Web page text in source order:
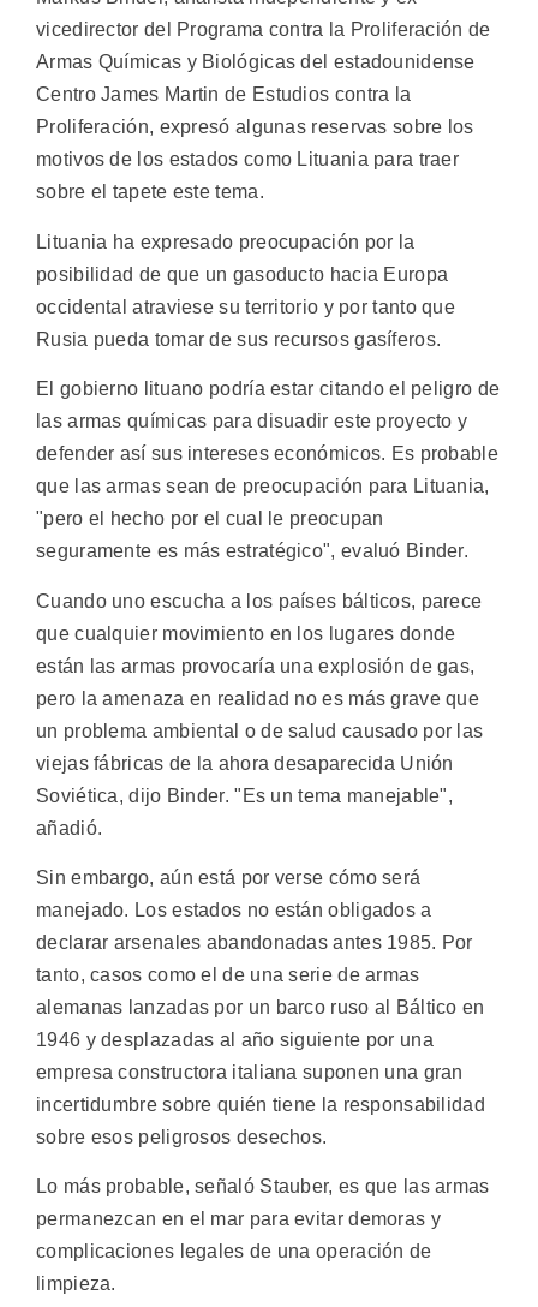
vicedirector del Programa contra la Proliferación de
Armas Químicas y Biológicas del estadounidense
Centro James Martin de Estudios contra la
Proliferación, expresó algunas reservas sobre los
motivos de los estados como Lituania para traer
sobre el tapete este tema.
Lituania ha expresado preocupación por la
posibilidad de que un gasoducto hacia Europa
occidental atraviese su territorio y por tanto que
Rusia pueda tomar de sus recursos gasíferos.
El gobierno lituano podría estar citando el peligro de
las armas químicas para disuadir este proyecto y
defender así sus intereses económicos. Es probable
que las armas sean de preocupación para Lituania,
"pero el hecho por el cual le preocupan
seguramente es más estratégico", evaluó Binder.
Cuando uno escucha a los países bálticos, parece
que cualquier movimiento en los lugares donde
están las armas provocaría una explosión de gas,
pero la amenaza en realidad no es más grave que
un problema ambiental o de salud causado por las
viejas fábricas de la ahora desaparecida Unión
Soviética, dijo Binder. "Es un tema manejable",
añadió.
Sin embargo, aún está por verse cómo será
manejado. Los estados no están obligados a
declarar arsenales abandonadas antes 1985. Por
tanto, casos como el de una serie de armas
alemanas lanzadas por un barco ruso al Báltico en
1946 y desplazadas al año siguiente por una
empresa constructora italiana suponen una gran
incertidumbre sobre quién tiene la responsabilidad
sobre esos peligrosos desechos.
Lo más probable, señaló Stauber, es que las armas
permanezcan en el mar para evitar demoras y
complicaciones legales de una operación de
limpieza.